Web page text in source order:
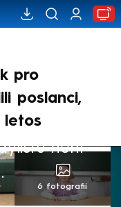
pro
poslanci,
letos
není
6 fotografií